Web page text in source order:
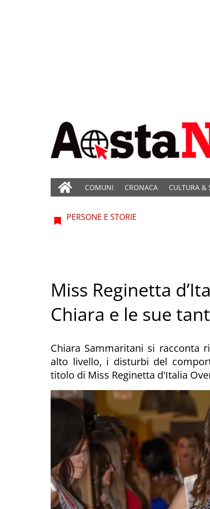
COMUNI CRONACA CULTURA &
PERSONE E STORIE
Miss Reginetta
Chiara e le sue
Chiara Sammaritani si racconta
alto livello, i disturbi del
titolo di Miss Reginetta d'Italia